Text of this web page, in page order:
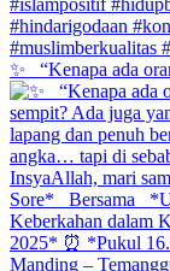
✨ _“Kenapa ada